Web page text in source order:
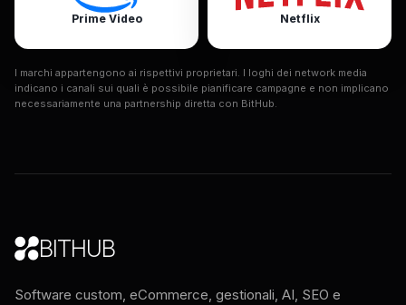
Prime Video Netflix
I marchi appartengono ai rispettivi proprietari. I loghi dei network media
indicano i canali sui quali è possibile pianificare campagne e non implicano
necessariamente una partnership diretta con BitHub.
BITHUB
Software custom, eCommerce, gestionali, AI, SEO e